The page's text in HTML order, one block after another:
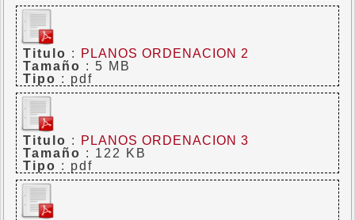
Titulo :
PLANOS ORDENACION 2
Tamaño : 5 MB
Tipo : pdf
Titulo :
PLANOS ORDENACION 3
Tamaño : 122 KB
Tipo : pdf